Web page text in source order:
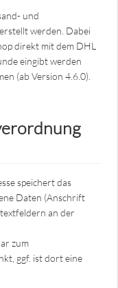
und
werden. Dabei
direkt mit dem DHL
eingibt werden
(ab Version 4.6.0).
speichert das
Daten (Anschrift
an der
zum
ggf. ist dort eine